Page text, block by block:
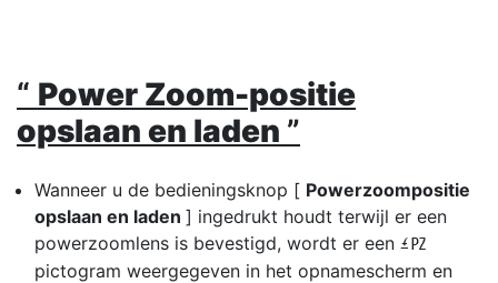
“ Power Zoom-positie
opslaan en laden ”
Wanneer u de bedieningsknop [ Powerzoompositie
opslaan en laden ] ingedrukt houdt terwijl er een
powerzoomlens is bevestigd, wordt er een t
pictogram weergegeven in het opnamescherm en